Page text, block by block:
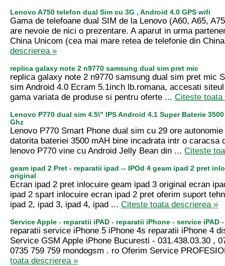
Lenovo A750 telefon dual Sim cu 3G , Android 4.0 GPS wifi
Gama de telefoane dual SIM de la Lenovo (A60, A65,
are nevoie de nici o prezentare. A aparut in urma
China Unicom (cea mai mare retea de telefonie din
descrierea »
replica galaxy note 2 n9770 samsung dual sim pret mic
replica galaxy note 2 n9770 samsung dual sim pret mic
sim Android 4.0 Ecram 5.1inch lb.romana, accesati
gama variata de produse si pentru oferte ... Citeste
Lenovo P770 dual sim 4.5\" IPS Android 4.1 Super Baterie
Ghz
Lenovo P770 Smart Phone dual sim cu 29 ore
datorita bateriei 3500 mAH bine incadrata intr o caracsa
lenovo P770 vine cu Android Jelly Bean din ... Citeste
geam ipad 2 Pret - reparatii ipad -- IPOd 4 geam ipad 2 pret
original
Ecran ipad 2 pret inlocuire geam ipad 3 original ecran
ipad 2 spart inlocuire ecran ipad 2 pret oferim suport
ipad 2, ipad 3, ipad 4, ipad ... Citeste toata descrierea »
Service Apple - reparatii iPAD - reparatii iPhone - service iPAD
reparatii service iPhone 5 iPhone 4s reparatii iPhone 4
Service GSM Apple iPhone Bucuresti - 031.438.03.30 ,
0735 759 759 mondogsm . ro Oferim Service
toata descrierea »